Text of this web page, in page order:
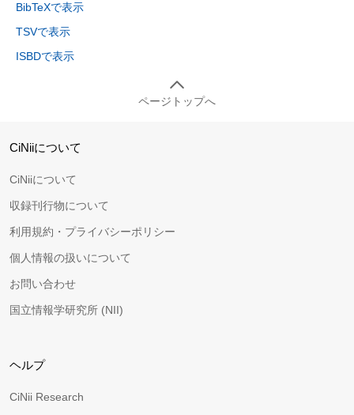
BibTeXで表示
TSVで表示
ISBDで表示
ページトップへ
CiNiiについて
CiNiiについて
収録刊行物について
利用規約・プライバシーポリシー
個人情報の扱いについて
お問い合わせ
国立情報学研究所 (NII)
ヘルプ
CiNii Research